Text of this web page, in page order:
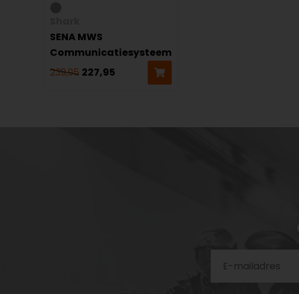
SENA MWS
Communicatiesysteem
239,95 227,95